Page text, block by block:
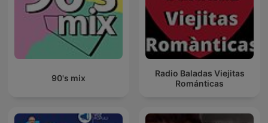
90's mix
Radio Baladas Viejitas
Románticas